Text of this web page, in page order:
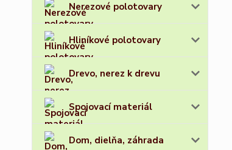
Nerezové polotovary
Hliníkové polotovary
Drevo, nerez k drevu
Spojovací materiál
Dom, dielňa, záhrada